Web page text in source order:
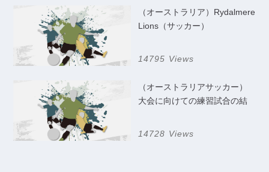
（オーストラリア）Rydalmere
Lions（サッカー）
14795 Views
（オーストラリアサッカー）
大会に向けての練習試合の結
14728 Views